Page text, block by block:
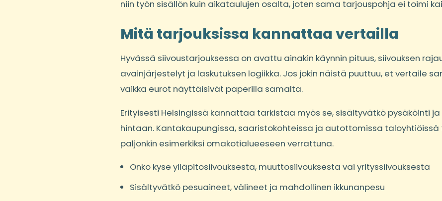
niin työn sisällön kuin aikataulujen osalta, joten sama tarjouspohja ei toimi
Mitä tarjouksissa kannattaa vertailla
Hyvässä siivoustarjouksessa on avattu ainakin käynnin pituus, siivouksen
avainjärjestelyt ja laskutuksen logiikka. Jos jokin näistä puuttuu, et vertaile
vaikka eurot näyttäisivät paperilla samalta.
Erityisesti Helsingissä kannattaa tarkistaa myös se, sisältyvätkö pysäköinti
hintaan. Kantakaupungissa, saaristokohteissa ja autottomissa
paljonkin esimerkiksi omakotialueeseen verrattuna.
Onko kyse ylläpitosiivouksesta, muuttosiivouksesta vai yrityssiivouksesta
Sisältyvätkö pesuaineet, välineet ja mahdollinen ikkunanpesu